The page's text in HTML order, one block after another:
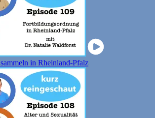
in Rheinland-Pfalz